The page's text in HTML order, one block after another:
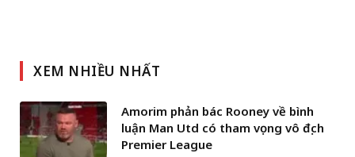
XEM NHIỀU NHẤT
Amorim phản bác Rooney về bình
luận Man Utd có tham vọng vô địch
Premier League